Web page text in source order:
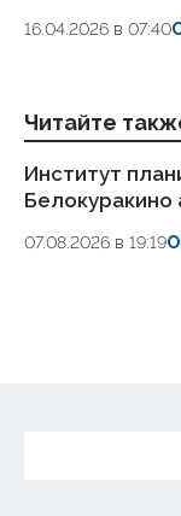
16.04.2026 в 07:40
Читайте
Институт
07.08.2026 в 19:19